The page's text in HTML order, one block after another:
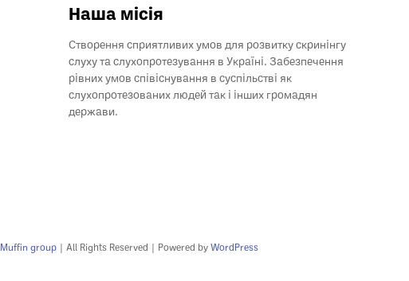
Наша місія
Створення сприятливих умов для розвитку скринінгу
слуху та слухопротезування в Україні. Забезпечення
рівних умов співіснування в суспільстві як
слухопротезованих людей так і інших громадян
держави.
Muffin group| All Rights Reserved | Powered byWordPress